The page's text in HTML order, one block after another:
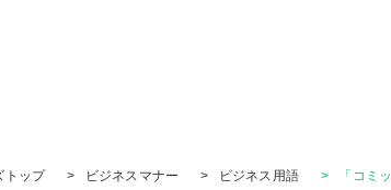
トップ > ビジネスマナー > ビジネス用語 > 「コミ